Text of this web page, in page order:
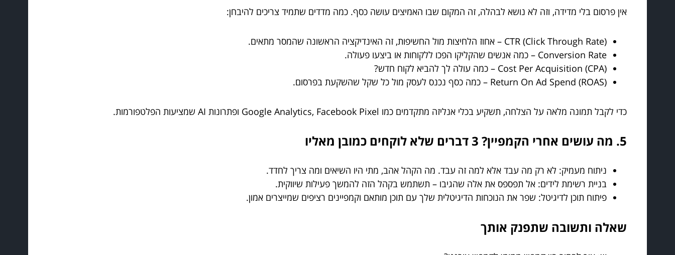
אין פרסום בלי מדידה, וזה לא נושא לבהלה, זה המקום שבו האמיצים עושה כסף. כמה מדדים שתמיד צריכים להיבחן:
CTR (Click Through Rate) – אחוז הלחיצות מול החשיפות, זה האינדיקציה הראשונה שהמסר מתאים.
Conversion Rate – כמה אנשים שהקליקו הפכו ללקוחות או ביצעו פעולה.
Cost Per Acquisition (CPA) – כמה עולה לך להביא לקוח חדש?
Return On Ad Spend (ROAS) – כמה כסף נכנס לעסק מול כל שקל שהשקעת בפרסום.
כדי לקבל תמונה מלאה על הצלחה, תשקיע בכלי אנליזה מתקדמים כמו Google Analytics, Facebook Pixel ופתרונות AI שמציעות הפלטפורמות.
5. מה עושים אחרי הקמפיין? 3 דברים שלא לוקחים כמובן מאליו
ניתוח מעמיק: לא רק מה עבד אלא למה זה עבד. מה הקהל אהב, מתי היו השיאים ומה צריך לחדד.
בניית רשימת לידים: אל תפספס את אלה שהגיבו – תשתמש בקהל הזה להמשך פעילות שיווקית.
פיתוח תוכן לדיגיטל: שפר את הנוכחות הדיגיטלית שלך עם תוכן מותאם וקמפיינים רציפים שמייצרים אמון.
שאלה ותשובה שתפנק אותך